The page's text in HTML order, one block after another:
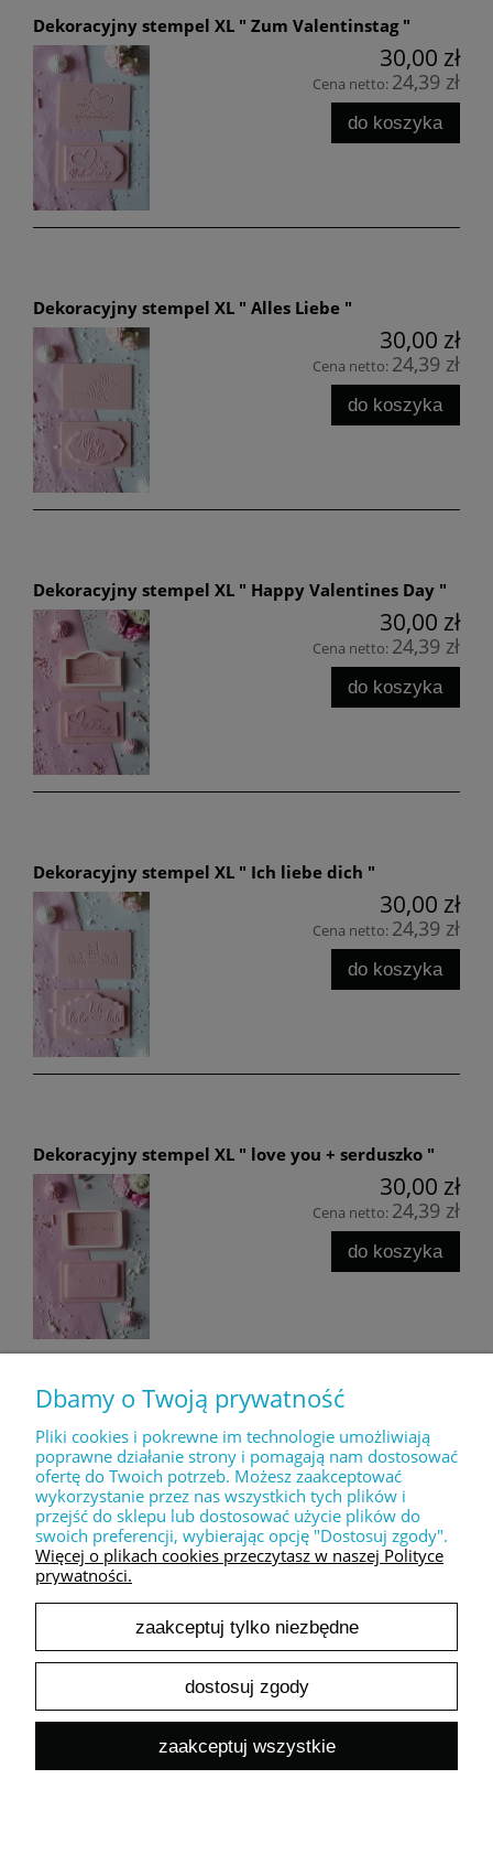
Dekoracyjny stempel XL " Zum Valentinstag "
30,00 zł
Cena netto: 24,39 zł
do koszyka
Dekoracyjny stempel XL " Alles Liebe "
30,00 zł
Cena netto: 24,39 zł
do koszyka
Dekoracyjny stempel XL " Happy Valentines Day "
30,00 zł
Cena netto: 24,39 zł
do koszyka
Dekoracyjny stempel XL " Ich liebe dich "
30,00 zł
Cena netto: 24,39 zł
do koszyka
Dekoracyjny stempel XL " love you + serduszko "
30,00 zł
Cena netto: 24,39 zł
do koszyka
Dekoracyjny stempel XL " Danke "
30,00 zł
Cena netto:24,39 zł
do koszyka
Dekoracyjny stempel XL " LOVE you forever "
Cena netto:24,39 zł
Dbamy o Twoją prywatność
Pliki cookies i pokrewne im technologie umożliwiają
poprawne działanie strony i pomagają nam dostosować
ofertę do Twoich potrzeb. Możesz zaakceptować
wykorzystanie przez nas wszystkich tych plików i
przejść do sklepu lub dostosować użycie plików do
swoich preferencji, wybierając opcję "Dostosuj zgody".
Więcej o plikach cookies przeczytasz w naszej Polityce
prywatności.
zaakceptuj tylko niezbędne
dostosuj zgody
zaakceptuj wszystkie